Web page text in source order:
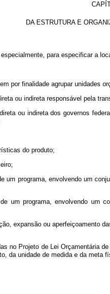
DA ESTRUTURA E
para especificar a
por finalidade agrupar unidades
ou indireta responsável pela
ou indireta dos governos
do produto;
um programa, envolvendo um
um programa, envolvendo um
expansão ou aperfeiçoamento
no Projeto de Lei Orçamentária
da unidade de medida e da meta